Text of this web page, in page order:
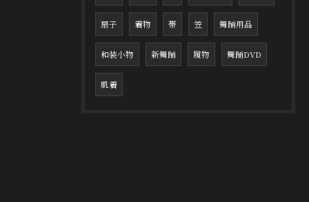
扇子 着物 帯 笠 舞踊用品
和装小物 新舞踊 履物 舞踊DVD
肌着